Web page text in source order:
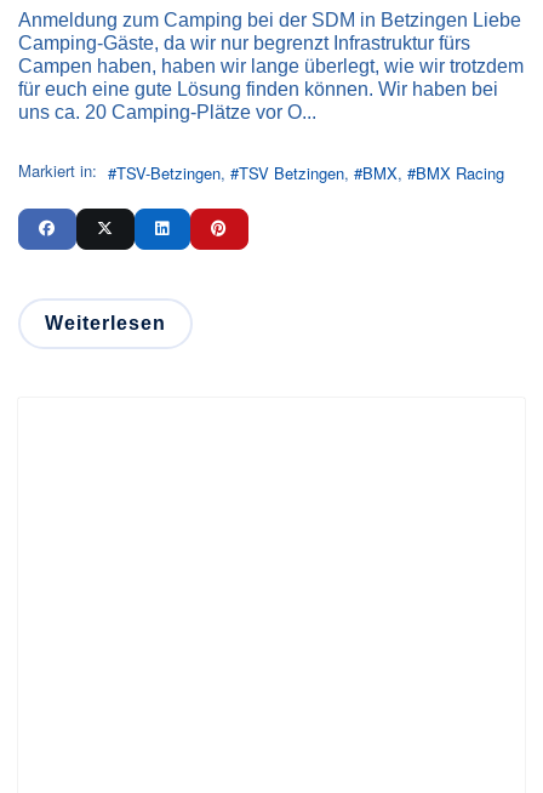
Anmeldung zum Camping bei der SDM in Betzingen Liebe
Camping-Gäste, da wir nur begrenzt Infrastruktur fürs
Campen haben, haben wir lange überlegt, wie wir trotzdem
für euch eine gute Lösung finden können. Wir haben bei
uns ca. 20 Camping-Plätze vor O...
Markiert in: TSV-Betzingen TSV Betzingen BMX BMX Racing
Weiterlesen